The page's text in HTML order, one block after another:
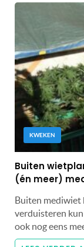
KWEKEN
Buiten
(én meer)
Buiten
verduisteren kun
ook nog eens